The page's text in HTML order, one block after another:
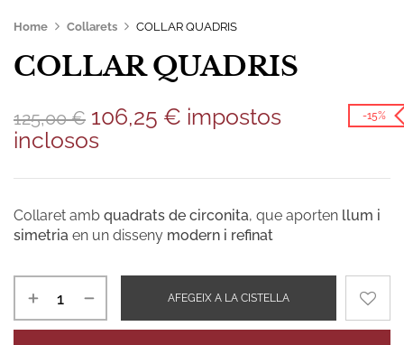
Home Collarets COLLAR QUADRIS
COLLAR QUADRIS
125,00€ 106,25 € impostos
inclosos
-15%
Collaret amb quadrats de circonita, que aporten llum i
simetria en un disseny modern i refinat
AFEGEIX A LA CISTELLA